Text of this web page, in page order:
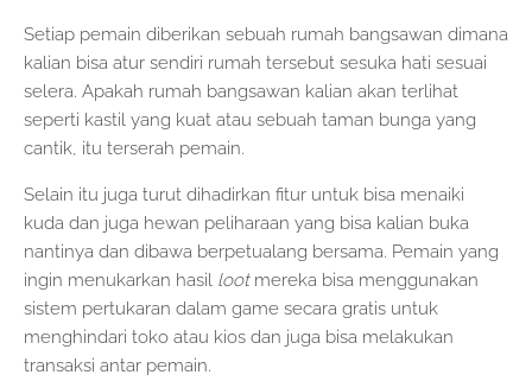
Setiap pemain diberikan sebuah rumah bangsawan dimana
kalian bisa atur sendiri rumah tersebut sesuka hati sesuai
selera. Apakah rumah bangsawan kalian akan terlihat
seperti kastil yang kuat atau sebuah taman bunga yang
cantik, itu terserah pemain.
Selain itu juga turut dihadirkan fitur untuk bisa menaiki
kuda dan juga hewan peliharaan yang bisa kalian buka
nantinya dan dibawa berpetualang bersama. Pemain yang
ingin menukarkan hasil lootmereka bisa menggunakan
sistem pertukaran dalam game secara gratis untuk
menghindari toko atau kios dan juga bisa melakukan
transaksi antar pemain.